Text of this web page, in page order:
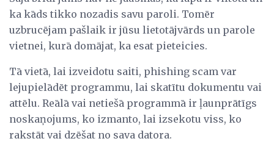
ka kāds tikko nozadis savu paroli. Tomēr
uzbrucējam pašlaik ir jūsu lietotājvārds un parole
vietnei, kurā domājat, ka esat pieteicies.
Tā vietā, lai izveidotu saiti, phishing scam var
lejupielādēt programmu, lai skatītu dokumentu vai
attēlu. Reālā vai netiešā programmā ir ļaunprātīgs
noskaņojums, ko izmanto, lai izsekotu viss, ko
rakstāt vai dzēšat no sava datora.